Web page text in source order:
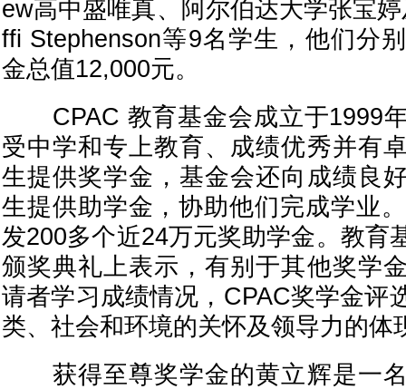
ew高中盛唯真、阿尔伯达大学张宝
ffi Stephenson等9名学生，他们分
金总值12,000元。
CPAC 教育基金会成立于1999
受中学和专上教育、成绩优秀并有
生提供奖学金，基金会还向成绩良
生提供助学金，协助他们完成学业
发200多个近24万元奖助学金。教育
颁奖典礼上表示，有别于其他奖学
请者学习成绩情况，CPAC奖学金评
类、社会和环境的关怀及领导力的体
获得至尊奖学金的黄立辉是一名